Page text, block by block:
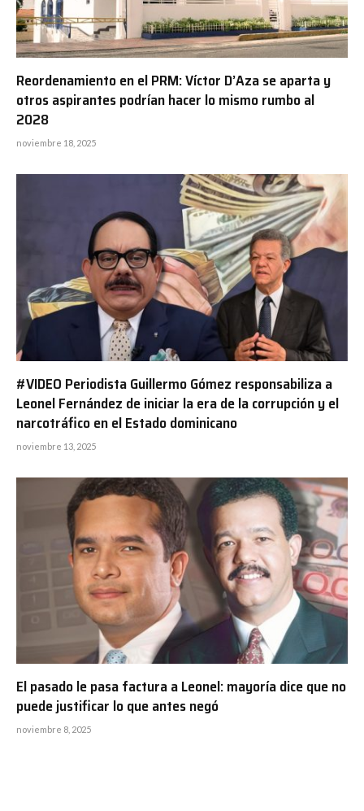
Reordenamiento en el PRM: Víctor D’Aza se aparta y
otros aspirantes podrían hacer lo mismo rumbo al
2028
noviembre 18, 2025
#VIDEO Periodista Guillermo Gómez responsabiliza a
Leonel Fernández de iniciar la era de la corrupción y el
narcotráfico en el Estado dominicano
noviembre 13, 2025
El pasado le pasa factura a Leonel: mayoría dice que no
puede justificar lo que antes negó
noviembre 8, 2025